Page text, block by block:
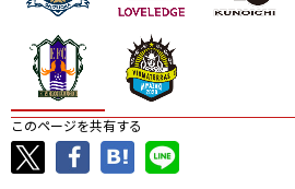
このページを共有する